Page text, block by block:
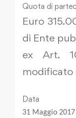
Quota di
Euro
di Ente
ex Art.
modificato
Data
31 Maggio 2017